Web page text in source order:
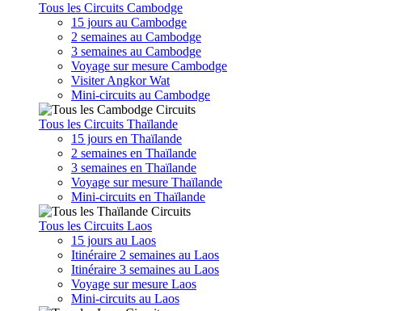
Tous les Circuits Cambodge
15 jours au Cambodge
2 semaines au Cambodge
3 semaines au Cambodge
Voyage sur mesure Cambodge
Visiter Angkor Wat
Mini-circuits au Cambodge
Tous les Circuits Thaïlande
15 jours en Thaïlande
2 semaines en Thaïlande
3 semaines en Thaïlande
Voyage sur mesure Thaïlande
Mini-circuits en Thaïlande
Tous les Circuits Laos
15 jours au Laos
Itinéraire 2 semaines au Laos
Itinéraire 3 semaines au Laos
Voyage sur mesure Laos
Mini-circuits au Laos